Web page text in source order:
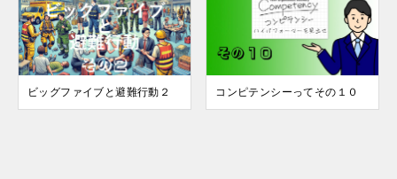
ビッグファイブと避難行動２ コンピテンシーってその１０